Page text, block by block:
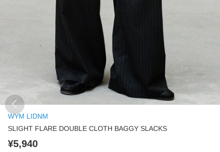
WYM LIDNM
SLIGHT FLARE DOUBLE CLOTH BAGGY SLACKS
¥5,940